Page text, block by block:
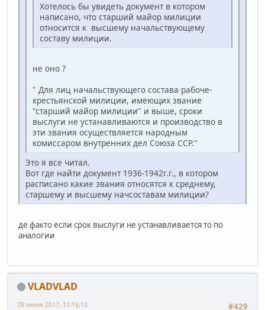
Хотелось бы увидеть документ в котором
написано, что старший майор милиции
относится к высшему начальствующему
составу милиции.
не оно ?
" Для лиц начальствующего состава рабоче-
крестьянской милиции, имеющих звание
"старший майор милиции" и выше, сроки
выслуги не устанавливаются и производство в
эти звания осуществляется народным
комиссаром внутренних дел Союза ССР."
Это я все читал.
Вот где найти документ 1936-1942г.г., в котором
расписано какие звания относятся к среднему,
старшему и высшему начсоставам милиции?
де факто если срок выслуги не устанавливается то по
аналогии
VLADVLAD
#429
28 июня 2017, 11:16:12